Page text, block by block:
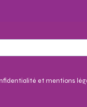
et mentions